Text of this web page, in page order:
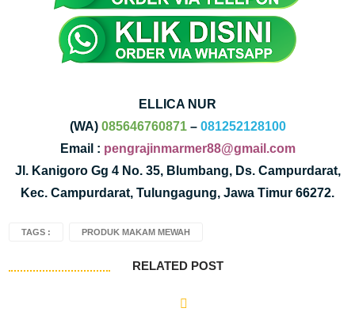
ELLICA NUR
(WA) 085646760871– 081252128100
Email : pengrajinmarmer88@gmail.com
Jl. Kanigoro Gg 4 No. 35, Blumbang, Ds. Campurdarat,
Kec. Campurdarat, Tulungagung, Jawa Timur 66272.
TAGS : PRODUK MAKAM MEWAH
RELATED POST